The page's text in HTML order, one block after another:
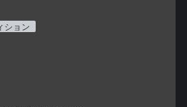
ション